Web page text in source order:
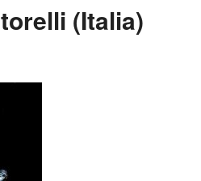
(Italia)